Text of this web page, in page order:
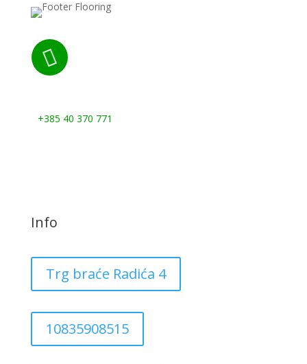

+385 40 370 771
Info
Trg braće Radića 4
10835908515